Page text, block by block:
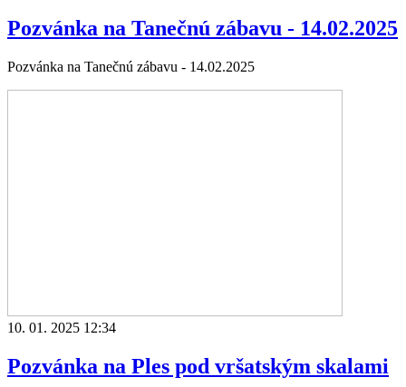
Pozvánka na Tanečnú zábavu - 14.02.2025
Pozvánka na Tanečnú zábavu - 14.02.2025
10. 01. 2025 12:34
Pozvánka na Ples pod vršatským skalami